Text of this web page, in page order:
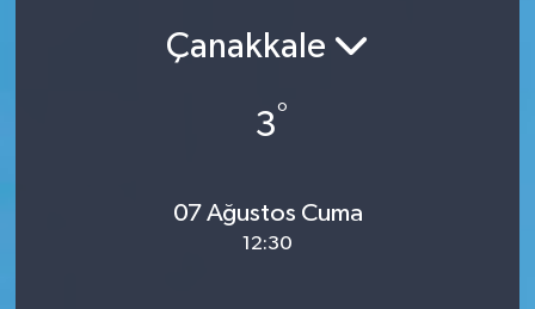
Çanakkale
3°
07 Ağustos Cuma
12:30